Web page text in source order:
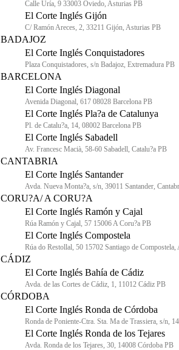
Calle Uría, 9 33003 Oviedo, Asturias PB
El Corte Inglés Gijón
C/ Ramón Areces, 2, 33211 Gijón, Asturias PB
BADAJOZ
El Corte Inglés Conquistadores
Plaza Conquistadores, s/n Badajoz, Extremadura PB
BARCELONA
El Corte Inglés Diagonal
Avenida Diagonal, 617 08028 Barcelona PB
El Corte Inglés Pla?a de Catalunya
Pl. de Catalu?a, 14, 08002 Barcelona PB
El Corte Inglés Sabadell
Av. Francesc Macià, 58-60 Sabadell, Catalu?a PB
CANTABRIA
El Corte Inglés Santander
Avda. Nueva Monta?a, s/n, 39011 Santander,
CORU?A/ A CORU?A
El Corte Inglés Ramón y Cajal
Rúa Ramón y Cajal, 57 15006 A Coru?a PB
El Corte Inglés Compostela
Rúa do Restollal, 50 15702 Santiago de Compostela,
CÁDIZ
El Corte Inglés Bahía de Cádiz
Avda. de las Cortes de Cádiz, 1, 11012 Cádiz PB
CÓRDOBA
El Corte Inglés Ronda de Córdoba
Ronda de Poniente-Ctra. Sta. Ma de Trassiera, s/n,
El Corte Inglés Ronda de los Tejares
Avda. Ronda de los Tejares, 30, 14008 Córdoba PB